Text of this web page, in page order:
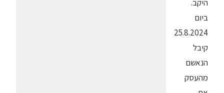
היקב.
ביום
25.8.2024
קיבל
הנאשם
מהעסק